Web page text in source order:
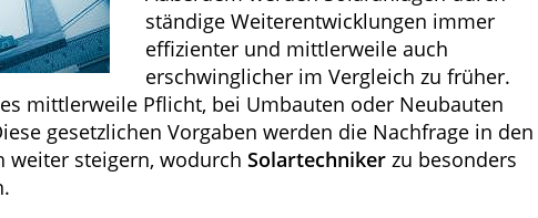
ständige Weiterentwicklungen immer
effizienter und mittlerweile auch
erschwinglicher im Vergleich zu früher.
mittlerweile Pflicht, bei Umbauten oder Neubauten
gesetzlichen Vorgaben werden die Nachfrage in den
weiter steigern, wodurch Solartechniker zu besonders